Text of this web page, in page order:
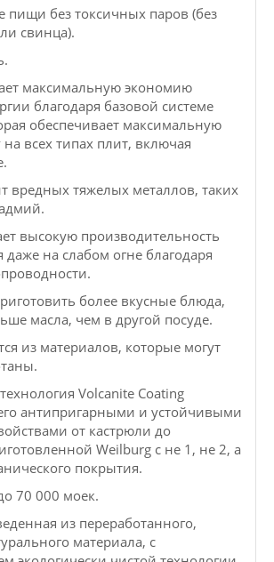
пищи без токсичных паров (без
свинца).
максимальную экономию
благодаря базовой системе
обеспечивает максимальную
всех типах плит, включая
вредных тяжелых металлов, таких
высокую производительность
даже на слабом огне благодаря
более вкусные блюда,
масла, чем в другой посуде.
из материалов, которые могут
Volcanite Coating
антипригарными и устойчивыми
от кастрюли до
Weilburg с не 1, не 2, а
покрытия.
70 000 моек.
из переработанного,
материала, с